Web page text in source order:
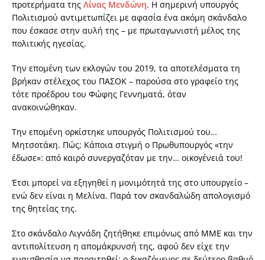
προτερήματα της Λίνας Μενδώνη. Η σημερινή υπουργός
Πολιτισμού αντιμετωπίζει με αφασία ένα ακόμη σκάνδαλο
που έσκασε στην αυλή της – με πρωταγωνιστή μέλος της
πολιτικής ηγεσίας.
Την επομένη των εκλογών του 2019, τα αποτελέσματα τη
βρήκαν στέλεχος του ΠΑΣΟΚ – παρούσα στο γραφείο της
τότε προέδρου του Φώφης Γεννηματά, όταν
ανακοινώθηκαν.
Την επομένη ορκίστηκε υπουργός Πολιτισμού του…
Μητσοτάκη. Πώς; Κάποια στιγμή ο Πρωθυπουργός «την
έδωσε»: από καιρό συνεργαζόταν με την… οικογένειά του!
Έτσι μπορεί να εξηγηθεί η μονιμότητά της στο υπουργείο –
ενώ δεν είναι η Μελίνα. Παρά τον σκανδαλώδη απολογισμό
της θητείας της.
Στο σκάνδαλο Λιγνάδη ζητήθηκε επιμόνως από ΜΜΕ και την
αντιπολίτευση η απομάκρυνσή της, αφού δεν είχε την